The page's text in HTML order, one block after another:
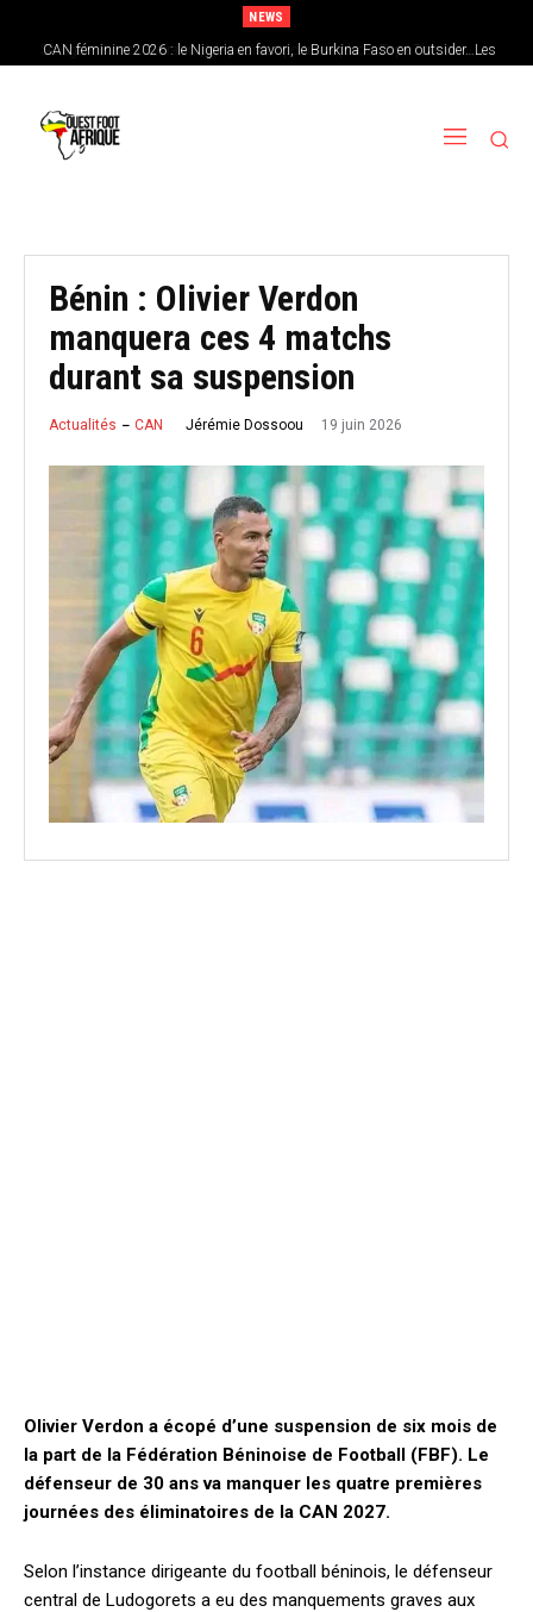
NEWS
CAN féminine 2026 : le Nigeria en favori, le Burkina Faso en outsider…Les
chances de l’Afrique de l’Ouest
Bénin : Olivier Verdon
manquera ces 4 matchs
durant sa suspension
Actualités CAN Jérémie Dossoou 19 juin 2026
Olivier Verdon a écopé d’une suspension de six mois de
la part de la Fédération Béninoise de Football (FBF). Le
défenseur de 30 ans va manquer les quatre premières
journées des éliminatoires de la CAN 2027.
Selon l’instance dirigeante du football béninois, le défenseur
central de Ludogorets a eu des manquements graves aux